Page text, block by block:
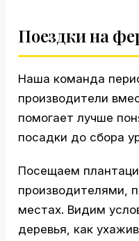
Поездки на
Наша команда
производители
помогает лучше
посадки до сбора
Посещаем
производителями,
местах. Видим
деревья, как